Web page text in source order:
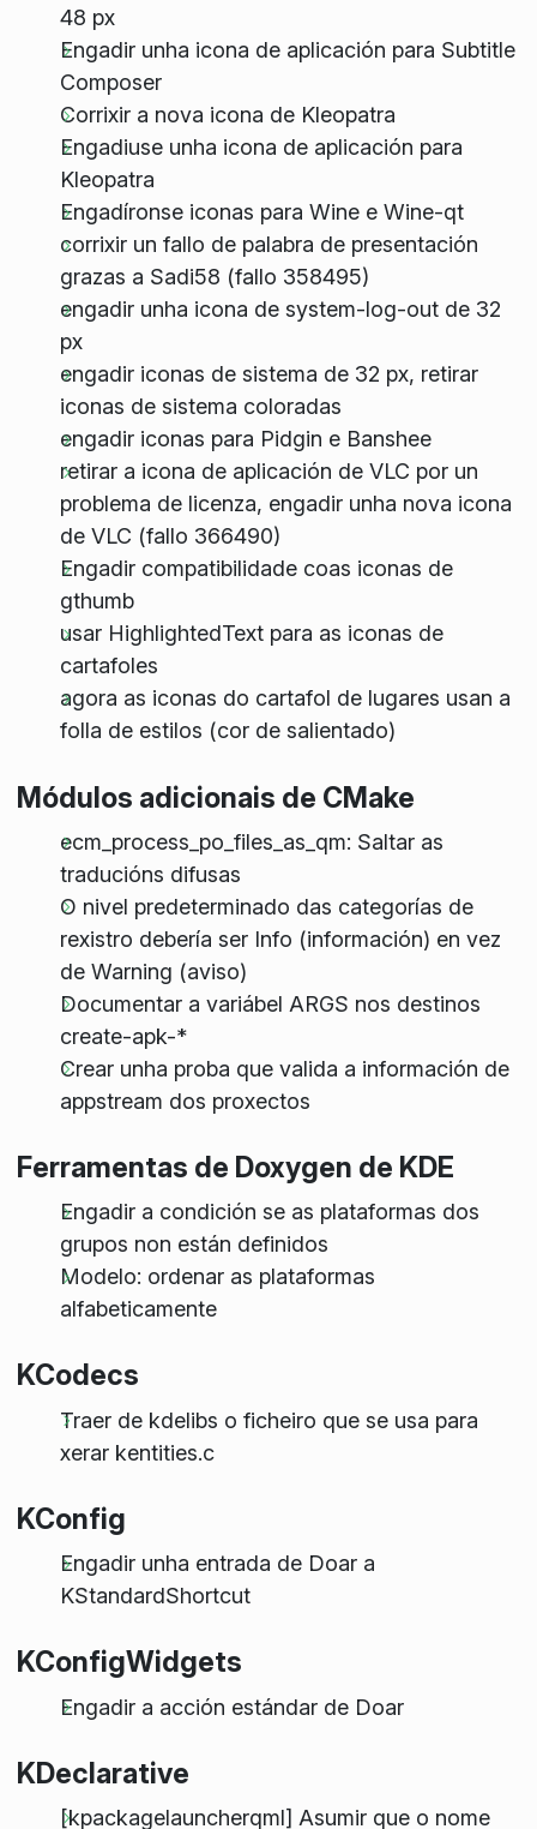
48 px
Engadir unha icona de aplicación para Subtitle
Composer
Corrixir a nova icona de Kleopatra
Engadiuse unha icona de aplicación para
Kleopatra
Engadíronse iconas para Wine e Wine-qt
corrixir un fallo de palabra de presentación
grazas a Sadi58 (fallo 358495)
engadir unha icona de system-log-out de 32
px
engadir iconas de sistema de 32 px, retirar
iconas de sistema coloradas
engadir iconas para Pidgin e Banshee
retirar a icona de aplicación de VLC por un
problema de licenza, engadir unha nova icona
de VLC (fallo 366490)
Engadir compatibilidade coas iconas de
gthumb
usar HighlightedText para as iconas de
cartafoles
agora as iconas do cartafol de lugares usan a
folla de estilos (cor de salientado)
Módulos adicionais de CMake
ecm_process_po_files_as_qm: Saltar as
traducións difusas
O nivel predeterminado das categorías de
rexistro debería ser Info (información) en vez
de Warning (aviso)
Documentar a variábel ARGS nos destinos
create-apk-*
Crear unha proba que valida a información de
appstream dos proxectos
Ferramentas de Doxygen de KDE
Engadir a condición se as plataformas dos
grupos non están definidos
Modelo: ordenar as plataformas
alfabeticamente
KCodecs
Traer de kdelibs o ficheiro que se usa para
xerar kentities.c
KConfig
Engadir unha entrada de Doar a
KStandardShortcut
KConfigWidgets
Engadir a acción estándar de Doar
KDeclarative
[kpackagelauncherqml] Asumir que o nome